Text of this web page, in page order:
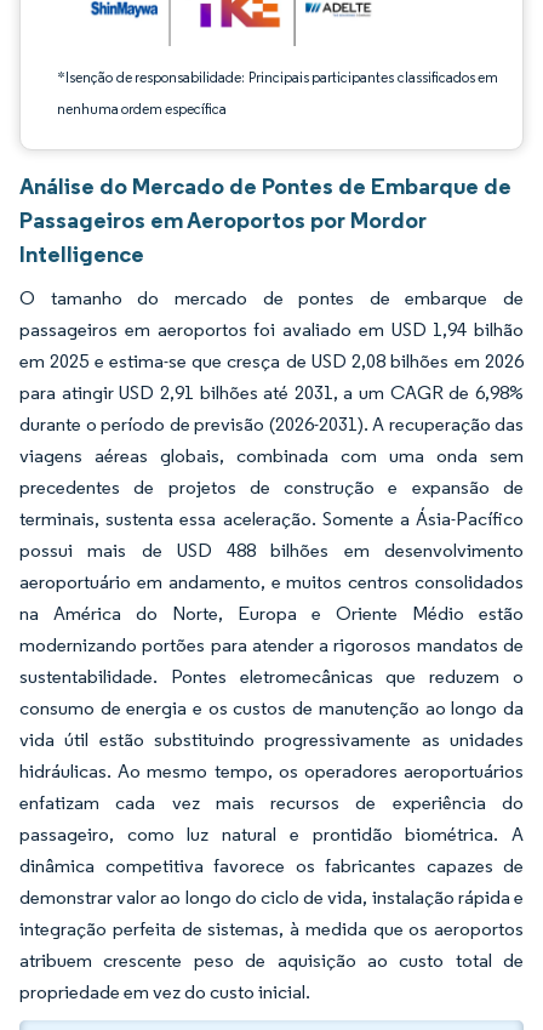
*Isenção de responsabilidade: Principais participantes classificados em
nenhuma ordem específica
Análise do Mercado de Pontes de Embarque de
Passageiros em Aeroportos por Mordor
Intelligence
O tamanho do mercado de pontes de embarque de
passageiros em aeroportos foi avaliado em USD 1,94 bilhão
em 2025 e estima-se que cresça de USD 2,08 bilhões em 2026
para atingir USD 2,91 bilhões até 2031, a um CAGR de 6,98%
durante o período de previsão (2026-2031). A recuperação das
viagens aéreas globais, combinada com uma onda sem
precedentes de projetos de construção e expansão de
terminais, sustenta essa aceleração. Somente a Ásia-Pacífico
possui mais de USD 488 bilhões em desenvolvimento
aeroportuário em andamento, e muitos centros consolidados
na América do Norte, Europa e Oriente Médio estão
modernizando portões para atender a rigorosos mandatos de
sustentabilidade. Pontes eletromecânicas que reduzem o
consumo de energia e os custos de manutenção ao longo da
vida útil estão substituindo progressivamente as unidades
hidráulicas. Ao mesmo tempo, os operadores aeroportuários
enfatizam cada vez mais recursos de experiência do
passageiro, como luz natural e prontidão biométrica. A
dinâmica competitiva favorece os fabricantes capazes de
demonstrar valor ao longo do ciclo de vida, instalação rápida e
integração perfeita de sistemas, à medida que os aeroportos
atribuem crescente peso de aquisição ao custo total de
propriedade em vez do custo inicial.